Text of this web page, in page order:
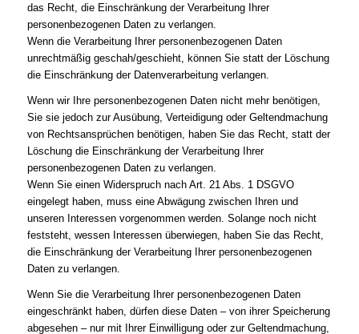
das Recht, die Einschränkung der Verarbeitung Ihrer
personenbezogenen Daten zu verlangen.
Wenn die Verarbeitung Ihrer personenbezogenen Daten
unrechtmäßig geschah/geschieht, können Sie statt der Löschung
die Einschränkung der Datenverarbeitung verlangen.
Wenn wir Ihre personenbezogenen Daten nicht mehr benötigen,
Sie sie jedoch zur Ausübung, Verteidigung oder Geltendmachung
von Rechtsansprüchen benötigen, haben Sie das Recht, statt der
Löschung die Einschränkung der Verarbeitung Ihrer
personenbezogenen Daten zu verlangen.
Wenn Sie einen Widerspruch nach Art. 21 Abs. 1 DSGVO
eingelegt haben, muss eine Abwägung zwischen Ihren und
unseren Interessen vorgenommen werden. Solange noch nicht
feststeht, wessen Interessen überwiegen, haben Sie das Recht,
die Einschränkung der Verarbeitung Ihrer personenbezogenen
Daten zu verlangen.
Wenn Sie die Verarbeitung Ihrer personenbezogenen Daten
eingeschränkt haben, dürfen diese Daten – von ihrer Speicherung
abgesehen – nur mit Ihrer Einwilligung oder zur Geltendmachung,